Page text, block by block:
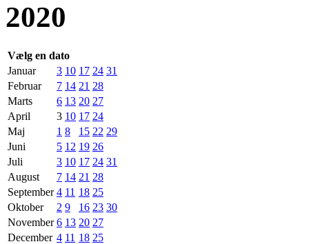
2020
Vælg en dato
Januar
3 10 17 24 31
Februar
7 14 21 28
Marts
6 13 20 27
April
3 10 17 24
Maj
1 8 15 22 29
Juni
5 12 19 26
Juli
3 10 17 24 31
August
7 14 21 28
September 4 11 18 25
Oktober
2 9 16 23 30
November 6 13 20 27
December 4 11 18 25